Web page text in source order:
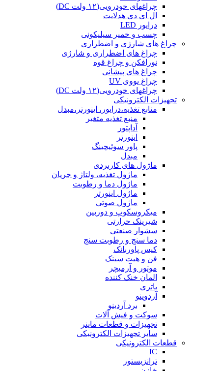
چراغهای خودرویی(۱۲ ولت DC)
ال ای دی هدلایت
درایور LED
چسب و خمیر سیلیکونی
چراغ های شارژی و اضطراری
چراغ های اضطراری و شارژی
نورافکن و چراغ قوه
چراغ های پیشانی
چراغ یووی UV
چراغهای خودرویی(۱۲ ولت DC)
تجهیزات الکترونیکی
منابع تغذیه،درایور، اینورتر،مبدل
منبع تغذیه متغیر
آداپتور
اینورتر
پاور سوئیچینگ
مبدل
ماژول های کاربردی
ماژول تغذیه، ولتاژ و جریان
ماژول دما و رطوبت
ماژول اینورتر
ماژول صوتی
میکروسکوپ و دوربین
شیرینک حرارتی
سشوار صنعتی
دما سنج و رطوبت سنج
کیس پاوربانک
فن و هیت سینک
موتور و آرمیچر
المان خنک کننده
باتری
آردوینو
برد آردینو
سوکت و فیش آلات
تجهیزات و قطعات ماینر
سایر تجهیزات الکترونیکی
قطعات الکترونیکی
IC
ترانزیستور